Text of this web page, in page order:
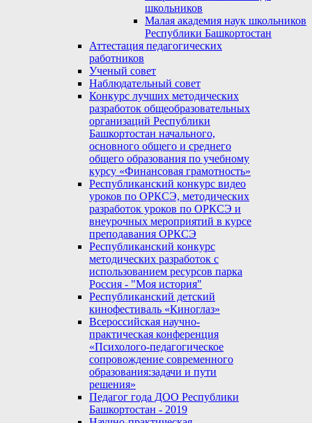
школьников
Малая академия наук школьников
Республики Башкортостан
Аттестация педагогических
работников
Ученый совет
Наблюдательный совет
Конкурс лучших методических
разработок общеобразовательных
организаций Республики
Башкортостан начального,
основного общего и среднего
общего образования по учебному
курсу «Финансовая грамотность»
Республиканский конкурс видео
уроков по ОРКСЭ, методических
разработок уроков по ОРКСЭ и
внеурочных мероприятий в курсе
преподавания ОРКСЭ
Республиканский конкурс
методических разработок с
использованием ресурсов парка
Россия - "Моя история"
Республиканский детский
кинофестиваль «Киноглаз»
Всероссийская научно-
практическая конференция
«Психолого-педагогическое
сопровождение современного
образования:задачи и пути
решения»
Педагог года ДОО Республики
Башкортостан - 2019